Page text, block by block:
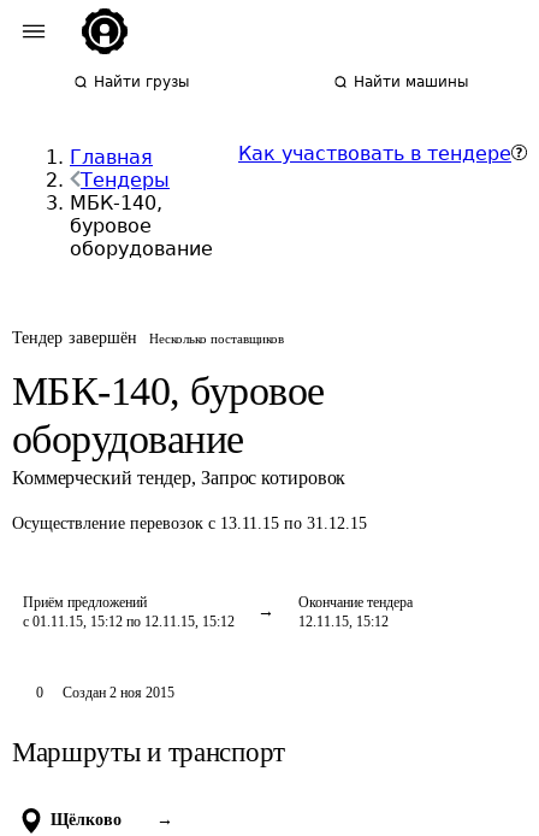
Найти грузы Найти машины
Главная
Тендеры
МБК-140,
буровое
оборудование
Как участвовать в тендере
Тендер завершён Несколько поставщиков
МБК-140, буровое
оборудование
Коммерческий тендер, Запрос котировок
Осуществление перевозок с 13.11.15 по 31.12.15
Приём предложений
с 01.11.15, 15:12 по 12.11.15, 15:12
Окончание тендера
12.11.15, 15:12
0 Создан 2 ноя 2015
Маршруты и транспорт
Щёлково →